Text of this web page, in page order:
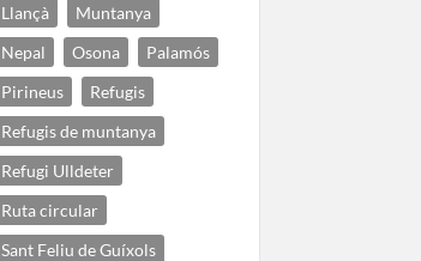
Llançà
Muntanya
Nepal
Osona
Palamós
Pirineus
Refugis
Refugis de muntanya
Refugi Ulldeter
Ruta circular
Sant Feliu de Guíxols